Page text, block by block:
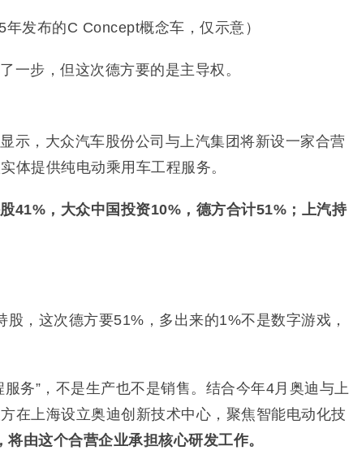
年发布的C Concept概念车，仅示意）
一步，但这次德方要的是主导权。
示，大众汽车股份公司与上汽集团将新设一家合营
体提供纯电动乘用车工程服务。
41%，大众中国投资10%，德方合计51%；上汽持
，这次德方要51%，多出来的1%不是数字游戏，
务”，不是生产也不是销售。结合今年4月奥迪与上
在上海设立奥迪创新技术中心，聚焦智能电动化技
由这个合营企业承担核心研发工作。